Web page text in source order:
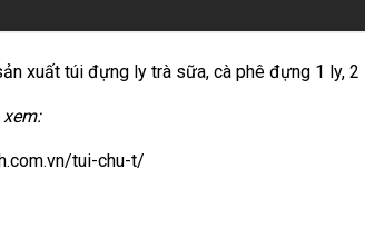
xuất túi đựng ly trà sữa, cà phê đựng 1 ly,
tui-chu-t/